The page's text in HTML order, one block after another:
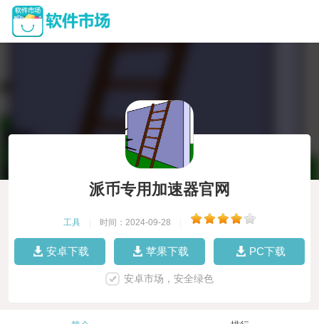
派币专用加速器官网
工具 时间：2024-09-28
安卓下载 苹果下载 PC下载
安卓市场，安全绿色